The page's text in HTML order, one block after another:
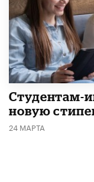
Студентам-
новую
24 МАРТА